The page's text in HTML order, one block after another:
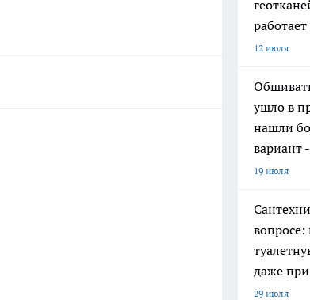
работает
12 июля
ушло в
нашли
вариант
19 июля
даже
29 июля